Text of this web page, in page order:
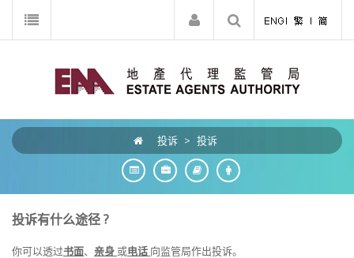
投诉 > 投诉
投诉有什么途径 ?
你可以透过书面、 亲身 或电话 向监管局作出投诉。